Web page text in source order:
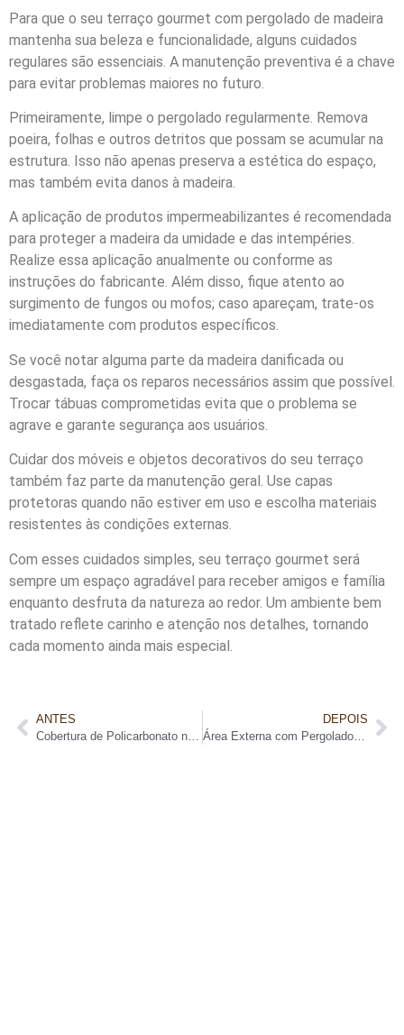
Para que o seu terraço gourmet com pergolado de madeira
mantenha sua beleza e funcionalidade, alguns cuidados
regulares são essenciais. A manutenção preventiva é a chave
para evitar problemas maiores no futuro.
Primeiramente, limpe o pergolado regularmente. Remova
poeira, folhas e outros detritos que possam se acumular na
estrutura. Isso não apenas preserva a estética do espaço,
mas também evita danos à madeira.
A aplicação de produtos impermeabilizantes é recomendada
para proteger a madeira da umidade e das intempéries.
Realize essa aplicação anualmente ou conforme as
instruções do fabricante. Além disso, fique atento ao
surgimento de fungos ou mofos; caso apareçam, trate-os
imediatamente com produtos específicos.
Se você notar alguma parte da madeira danificada ou
desgastada, faça os reparos necessários assim que possível.
Trocar tábuas comprometidas evita que o problema se
agrave e garante segurança aos usuários.
Cuidar dos móveis e objetos decorativos do seu terraço
também faz parte da manutenção geral. Use capas
protetoras quando não estiver em uso e escolha materiais
resistentes às condições externas.
Com esses cuidados simples, seu terraço gourmet será
sempre um espaço agradável para receber amigos e família
enquanto desfruta da natureza ao redor. Um ambiente bem
tratado reflete carinho e atenção nos detalhes, tornando
cada momento ainda mais especial.
ANTES
Cobertura de Policarbonato no Pergolado de Madeira
DEPOIS
Área Externa com Pergolado de Madeira